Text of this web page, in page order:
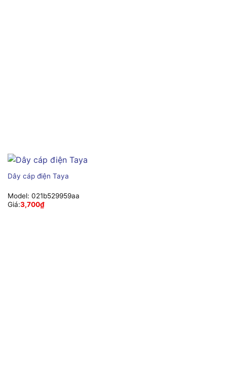
Dây cáp điện Taya
Model: 021b529959aa
Giá:3,700₫